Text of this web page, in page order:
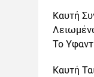
Καυτή
Το
Καυτή